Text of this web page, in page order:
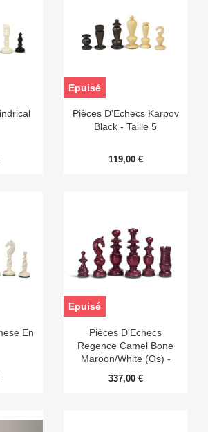
Pièces D'Echecs Karpov
Black - Taille 5
119,00 €
Epuisé
En
Pièces D'Echecs
Regence Camel Bone
Maroon/White (Os) -
337,00 €
Epuisé